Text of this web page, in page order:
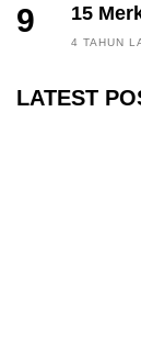
9 15
4 TAHUN
LATEST
FINANCE,
3 BULAN LALU